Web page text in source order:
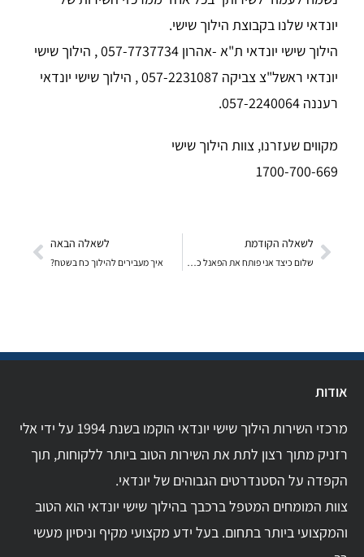
יונדאי שלנו בקבוצת הילוך שישי.
הילוך שישי יונדאי ת"א -אהרון 057-7737734 , הילוך שישי
יונדאי ראשל"צ צביקה 057-2231087 , הילוך שישי יונדאי
רעננה 057-2240064.
מקווים שעזרנו, צוות הילוך שישי
1700-700-669
לשאלה הקודמת לשאלה הבאה
איך מעבירים להילוך כח בשטח?
אודות
מרכזי השירות הילוך שישי יונדאי הוקמו בשנת 1994 על ידי אלי
רזניק מתוך רצון לתת את השירות הטוב ביותר ללקוחות, תוך
הקפדה על הסטנדרטים הגבוהים של יונדאי.
צוות המומחים המטפל ברכבך בהילוך שישי יונדאי הוא הטוב
והמקצועי ביותר בתחום. בעל ידע מקצועי מקיף וניסיון מעשי